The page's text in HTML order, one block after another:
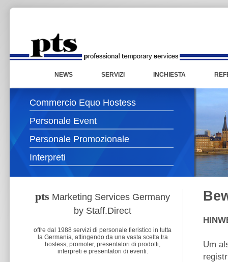
NEWS SERVIZI INCHIESTA
Commercio Equo Hostess
Personale Event
Personale Promozionale
Interpreti
pts Marketing Services Germany
by Staff.Direct
offre dal 1988 servizi di personale fieristico in tutta
la Germania, attingendo da una vasta scelta tra
hostess, promoter, presentatori di prodotti,
interpreti e presentatori di eventi.
Um